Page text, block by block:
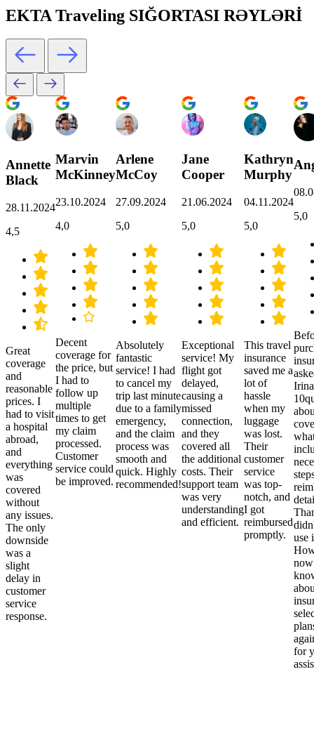
EKTA Traveling SIĞORTASI RƏYLƏRİ
Annette
Black
28.11.2024
4,5
Great
coverage
and
reasonable
prices. I
had to visit
a hospital
abroad,
and
everything
was
covered
without
any issues.
The only
downside
was a
slight
delay in
customer
service
response.
Marvin
McKinney
23.10.2024
4,0
Decent
coverage for
the price, but
I had to
follow up
multiple
times to get
my claim
processed.
Customer
service could
be improved.
Arlene
McCoy
27.09.2024
5,0
Absolutely
fantastic
service! I had
to cancel my
trip last minute
due to a family
emergency,
and the claim
process was
smooth and
quick. Highly
recommended!
Jane
Cooper
21.06.2024
5,0
Exceptional
service! My
flight got
delayed,
causing a
missed
connection,
and they
covered all
the additional
costs. Their
support team
was very
understanding
and efficient.
Kathryn
Murphy
04.11.2024
5,0
This travel
insurance
saved me a
lot of
hassle
when my
luggage
was lost.
Their
customer
service
was top-
notch, and
I got
reimbursed
promptly.
5,0
use
for